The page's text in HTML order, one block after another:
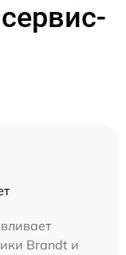
Brandt и